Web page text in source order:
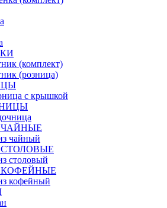
(комплект)
(розница)
с крышкой
ЧАЙНЫЕ
чайный
столовый
КОФЕЙНЫЕ
кофейный